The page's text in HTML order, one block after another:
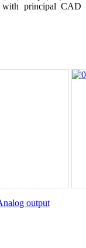
with principal CAD
output